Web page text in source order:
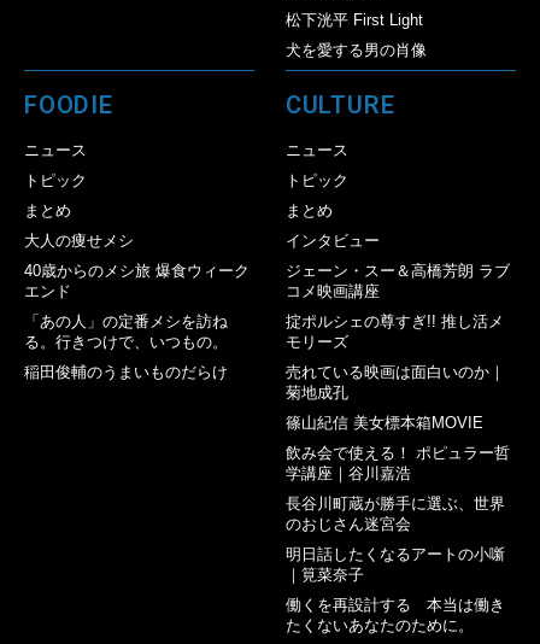
松下洸平 First Light
犬を愛する男の肖像
FOODIE
ニュース
トピック
まとめ
大人の痩せメシ
40歳からのメシ旅 爆食ウィーク
エンド
「あの人」の定番メシを訪ね
る。行きつけで、いつもの。
稲田俊輔のうまいものだらけ
CULTURE
ニュース
トピック
まとめ
インタビュー
ジェーン・スー＆高橋芳朗 ラブ
コメ映画講座
掟ポルシェの尊すぎ!! 推し活メ
モリーズ
売れている映画は面白いのか｜
菊地成孔
篠山紀信 美女標本箱MOVIE
飲み会で使える！ ポピュラー哲
学講座｜谷川嘉浩
長谷川町蔵が勝手に選ぶ、世界
のおじさん迷宮会
明日話したくなるアートの小噺
｜筧菜奈子
働くを再設計する 本当は働き
たくないあなたのために。